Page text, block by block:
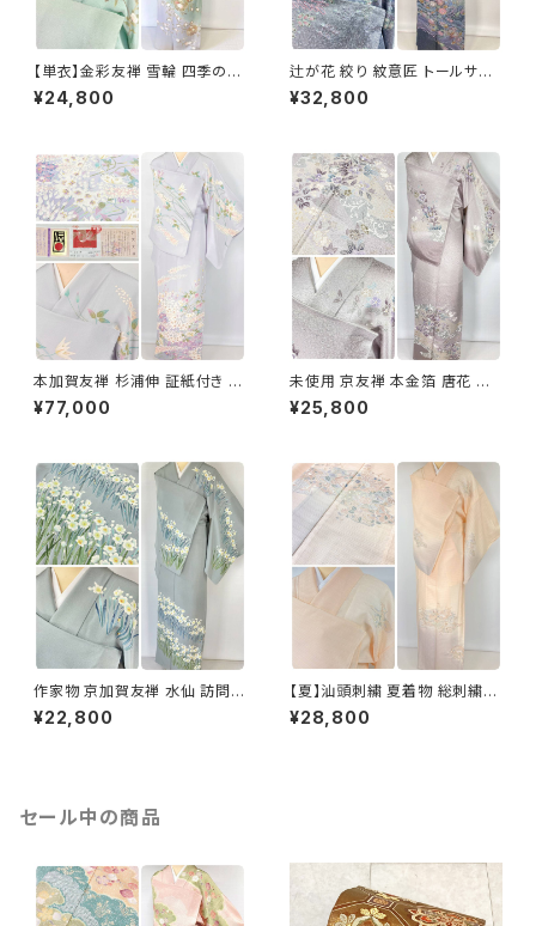
【単衣】金彩友禅 雪輪 四季の
花々 正絹 訪問着 黄緑 青緑 紫
1418
¥24,800
辻が花 絞り 紋意匠 トールサイ
ズ 金彩 訪問着 正絹 袷 青 ブル
ー 紫 1273
¥32,800
本加賀友禅 杉浦伸 証紙付き 訪
問着 花柄 正絹 紫 白 パステル
白菫色 1080
¥77,000
未使用 京友禅 本金箔 唐花 訪
問着 袷 正絹 紫 グレー 白 1165
¥25,800
作家物 京加賀友禅 水仙 訪問着
正絹 袷 浅葱鼠 青緑 グレー 白
1157
¥22,800
【夏】汕頭刺繍 夏着物 総刺繍
絽 訪問着 正絹 オレンジ サーモ
ンピンク 水色 1243
¥28,800
セール中の商品